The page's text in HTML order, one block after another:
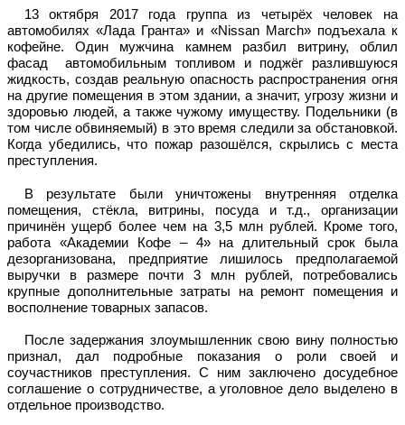
13 октября 2017 года группа из четырёх человек на
автомобилях «Лада Гранта» и «Nissan March» подъехала к
кофейне. Один мужчина камнем разбил витрину, облил
фасад автомобильным топливом и поджёг разлившуюся
жидкость, создав реальную опасность распространения огня
на другие помещения в этом здании, а значит, угрозу жизни и
здоровью людей, а также чужому имуществу. Подельники (в
том числе обвиняемый) в это время следили за обстановкой.
Когда убедились, что пожар разошёлся, скрылись с места
преступления.
В результате были уничтожены внутренняя отделка
помещения, стёкла, витрины, посуда и т.д., организации
причинён ущерб более чем на 3,5 млн рублей. Кроме того,
работа «Академии Кофе – 4» на длительный срок была
дезорганизована, предприятие лишилось предполагаемой
выручки в размере почти 3 млн рублей, потребовались
крупные дополнительные затраты на ремонт помещения и
восполнение товарных запасов.
После задержания злоумышленник свою вину полностью
признал, дал подробные показания о роли своей и
соучастников преступления. С ним заключено досудебное
соглашение о сотрудничестве, а уголовное дело выделено в
отдельное производство.